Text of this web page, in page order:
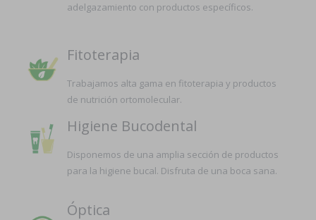
adelgazamiento con productos específicos.
Fitoterapia
Trabajamos alta gama en fitoterapia y productos
de nutrición ortomolecular.
Higiene Bucodental
Disponemos de una amplia sección de productos
para la higiene bucal. Disfruta de una boca sana.
Óptica